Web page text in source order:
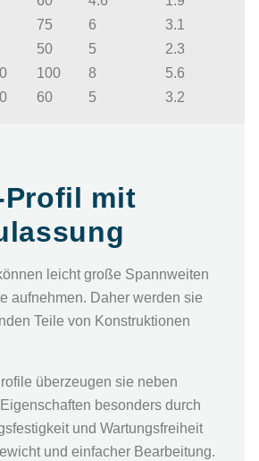
75 6
3.1
50 5
2.3
100 8
5.6
60 5 3.2
Profil mit
leicht große Spannweiten
aufnehmen. Daher werden sie
Teile von Konstruktionen
überzeugen sie neben
besonders durch
und Wartungsfreiheit
und einfacher Bearbeitung.